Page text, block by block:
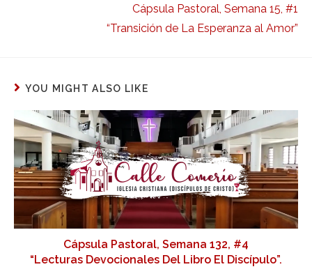
Cápsula Pastoral, Semana 15, #1
“Transición de La Esperanza al Amor”
YOU MIGHT ALSO LIKE
Cápsula Pastoral, Semana 132, #4
“Lecturas Devocionales Del Libro El Discípulo”.